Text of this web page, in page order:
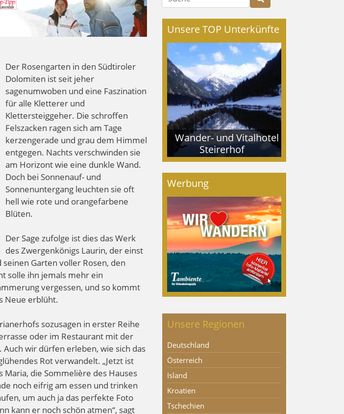
Der Rosengarten in den Südtiroler
Dolomiten ist seit jeher
sagenumwoben und eine Faszination
für alle Kletterer und
Klettersteiggeher. Die schroffen
Felszacken ragen sich am Tage
kerzengerade und grau dem Himmel
entgegen. Nachts verschwinden sie
am Horizont wie eine dunkle Wand.
Doch bei Sonnenauf- und
Sonnenuntergang leuchten sie oft
hell wie rote und orangefarbene
Blüten.
Der Sage zufolge ist dies das Werk
des Zwergenkönigs Laurin, der einst
Garten voller Rosen, den
solle ihn jemals mehr ein
vergessen, und so kommt
Neue erblüht.
sozusagen in erster Reihe
oder im Restaurant mit der
wir dürfen erleben, wie sich das
Rot verwandelt. „Jetzt ist
Maria, die Sommelière des Hauses
noch eifrig am essen und trinken
um auch ja das perfekte Foto
kann er noch schön atmen“, sagt
Unsere TOP Unterkünfte
Wander- und Vitalhotel
Steirerhof
Werbung
Unsere Regionen
Deutschland
Österreich
Island
Kroatien
Tschechien